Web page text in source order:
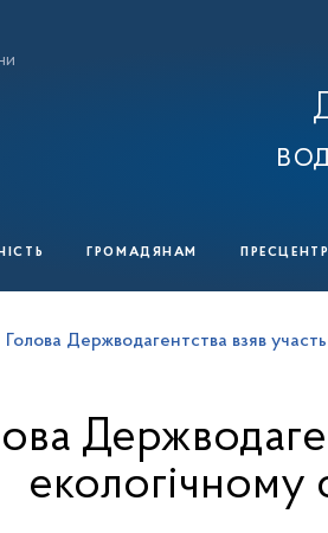
ГРОМАДЯНАМ ПРЕСЦЕНТР
Голова Держводагентства взяв
екологічному